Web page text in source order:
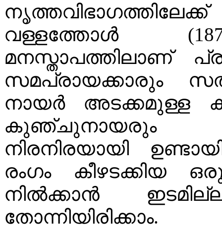
വള്ളത്തോൾ
മനസ്താപത്തിലാണ്
സമപ്രായക്കാരും
നായർ അടക്കമുള്ള
കുഞ്ചുനായരും
നിരനിരയായി
രംഗം കീഴടക്കിയ
നിൽക്കാൻ
തോന്നിയിരിക്കാം.